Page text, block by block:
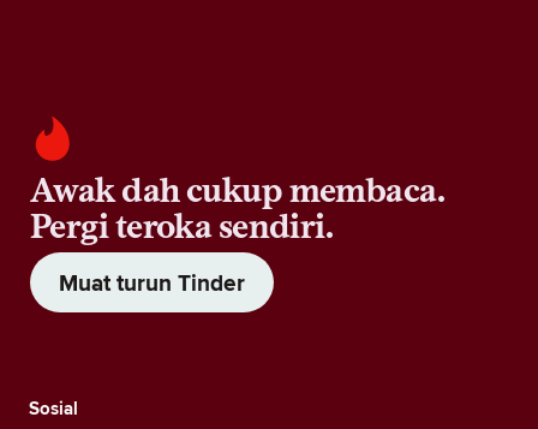
Awak dah cukup membaca.
Pergi teroka sendiri.
Muat turun Tinder
Sosial